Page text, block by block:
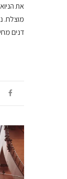
את
מוצלח.
דנים